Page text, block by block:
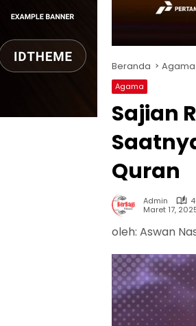
Beranda Agama
Agama
Sajian
Quran
Admin
Maret 17,
oleh: Aswan